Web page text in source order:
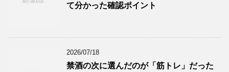
て分かった確認ポイント
2026/07/18
禁酒の次に選んだのが「筋トレ」だった